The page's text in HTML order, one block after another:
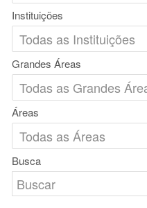
Instituições
Grandes Áreas
Áreas
Busca